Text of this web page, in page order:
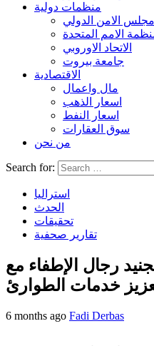
منظمات دولية
مجلس الامن الدولي
الامم المتحدة
الاتحاد الاوروبي
جامعة بيروت
الاقتصادية
مال واعمال
اسعار الذهب
اسعار النفط
سوق العقارات
من نحن
Search for:
استراليا
الحدث
تحقيقات
تقارير صحفية
رجال الإطفاء مع
خدمات الطوارئ
6 months ago Fadi Derbas